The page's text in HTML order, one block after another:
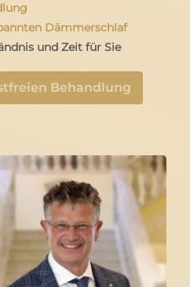
Dämmerschlaf
und Zeit für Sie
Behandlung